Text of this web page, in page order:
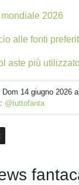
2026
alle fonti
aste più
Dom 14 giugno 2026
@tuttofanta